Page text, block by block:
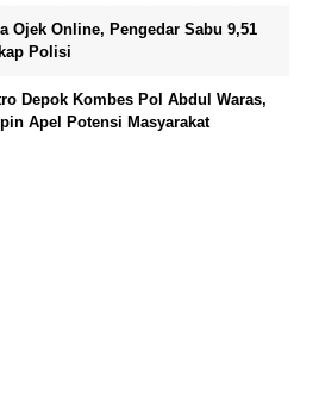
Ojek Online, Pengedar Sabu 9,51
Polisi
Depok Kombes Pol Abdul Waras,
Apel Potensi Masyarakat